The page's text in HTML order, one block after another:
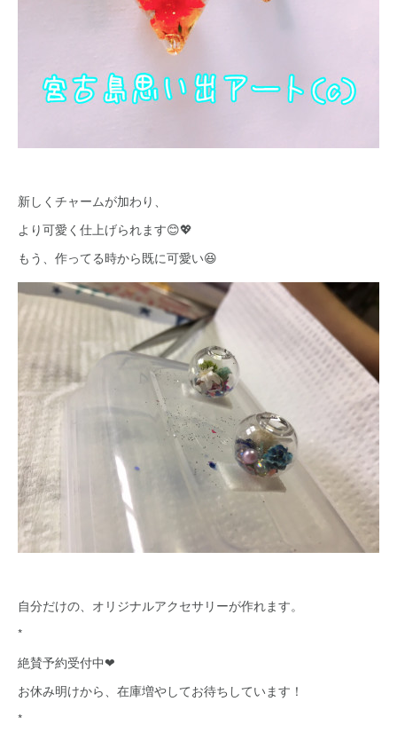
新しくチャームが加わり、
より可愛く仕上げられます😊💖
もう、作ってる時から既に可愛い😆
自分だけの、オリジナルアクセサリーが作れます。
*
絶賛予約受付中❤
お休み明けから、在庫増やしてお待ちしています！
*